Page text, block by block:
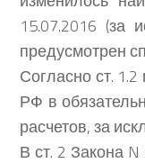
15.07.2016 (за
предусмотрен
Согласно ст.
РФ в
расчетов, за
В ст. 2 Закона